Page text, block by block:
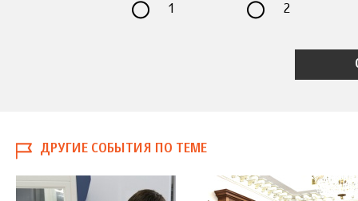
1 2
ДРУГИЕ СОБЫТИЯ ПО ТЕМЕ